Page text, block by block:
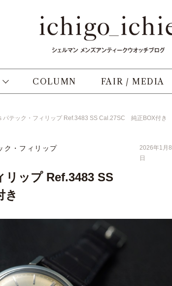
COLUMN FAIR / MEDIA
パテック・フィリップ Ref.3483 SS Cal.27SC 純正BOX付き
ク・フィリップ
2026年1月8
日
リップ Ref.3483 SS
き